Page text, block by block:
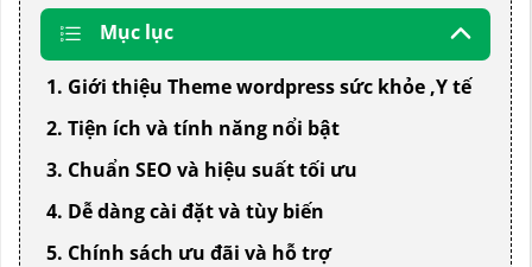
Mục lục
1. Giới thiệu Theme wordpress sức khỏe ,Y tế
2. Tiện ích và tính năng nổi bật
3. Chuẩn SEO và hiệu suất tối ưu
4. Dễ dàng cài đặt và tùy biến
5. Chính sách ưu đãi và hỗ trợ